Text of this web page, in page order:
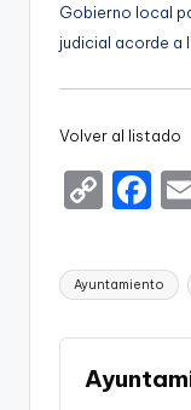
Gobierno local
judicial acorde a
Volver al listado
C
p
y
Li
n
F
c
e
b
o
Etiquetas:
Ayuntamiento